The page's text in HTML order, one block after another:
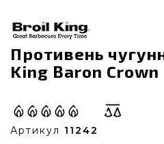
Противень
King Baron Crown
Артикул 11242